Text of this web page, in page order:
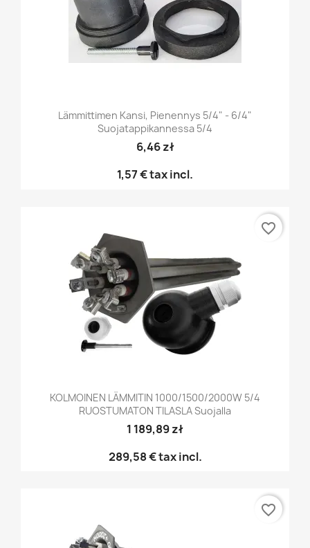
Lämmittimen Kansi, Pienennys 5/4" - 6/4"
Suojatappikannessa 5/4
6,46 zł
1,57 €tax incl.
KOLMOINEN LÄMMITIN 1000/1500/2000W 5/4
RUOSTUMATON TILASLA Suojalla
1 189,89 zł
289,58 €tax incl.
favorite_border
favorite_border